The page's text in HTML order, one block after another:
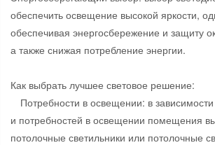
обеспечить освещение высокой яркости,
обеспечивая энергосбережение и защиту
а также снижая потребление энергии.
Как выбрать лучшее световое решение:
Потребности в освещении: в
и потребностей в освещении помещения
потолочные светильники или потолочные